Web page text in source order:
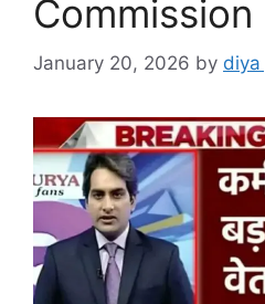
January 20, 2026 by diya